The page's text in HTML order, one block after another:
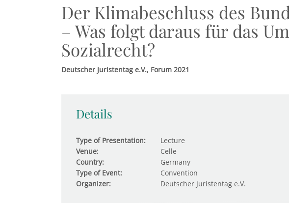
Der Klimabeschluss des
– Was folgt daraus für das
Sozialrecht?
Deutscher Juristentag e.V., Forum 2021
Details
Type of Presentation:
Lecture
Venue:
Celle
Country:
Germany
Type of Event:
Convention
Organizer:
Deutscher Juristentag e.V.